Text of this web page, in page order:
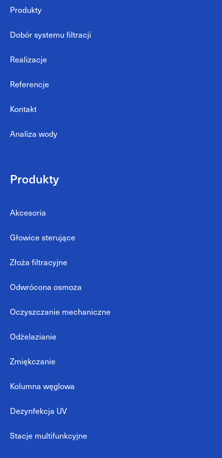
Produkty
Dobór systemu filtracji
Realizacje
Referencje
Kontakt
Analiza wody
Produkty
Akcesoria
Głowice sterujące
Złoża filtracyjne
Odwrócona osmoza
Oczyszczanie mechaniczne
Odżelazianie
Zmiękczanie
Kolumna węglowa
Dezynfekcja UV
Stacje multifunkcyjne